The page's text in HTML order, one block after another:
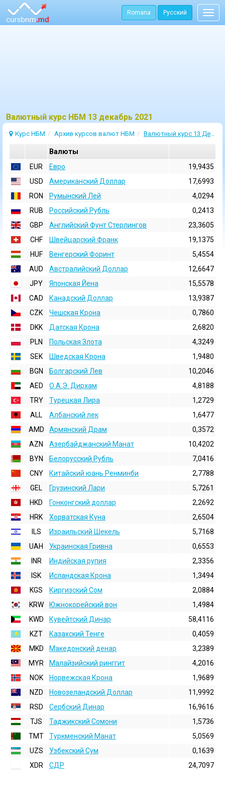
Romana Русский
Bалютный курс НБМ 13 декабрь 2021
Курс НБМ Архив курсов валют НБМ Валютный курс 13 Декабрь 2021
Валюты
EUR
Евро
19,9435
USD
Aмериканский Доллар
17,6993
RON
Румынский Лей
4,0294
RUB
Российский Рубль
0,2413
GBP
Английский Фунт Стерлингов
23,3605
CHF
Швейцарский Франк
19,1375
HUF
Венгерский Форинт
5,4554
AUD
Австралийский Доллар
12,6647
JPY
Японская Йена
15,5578
CAD
Канадский Доллар
13,9387
CZK
Чешская Крона
0,7860
DKK
Датская Крона
2,6820
PLN
Польская Злота
4,3249
SEK
Шведская Крона
1,9480
BGN
Болгарский Лев
10,2046
AED
О.А.Э. Дирхам
4,8188
TRY
Турецкая Лира
1,2729
ALL
Албанский лек
1,6477
AMD
Армянский Драм
0,3572
AZN
Азербайджанский Манат
10,4202
BYN
Белорусский Рубль
7,0416
CNY
Китайский юань Ренминби
2,7788
GEL
Грузинский Лари
5,7261
HKD
Гонконгский доллаp
2,2692
HRK
Хорватская Куна
2,6504
ILS
Израильский Шекель
5,7168
UAH
Украинская Гривна
0,6553
INR
Индийская pупия
2,3356
ISK
Исландская Крона
1,3494
KGS
Киргизский Сом
2,0884
KRW
Южнокорейский вон
1,4984
KWD
Кувейтский Динар
58,4116
KZT
Казахский Тенге
0,4059
MKD
Македонский денар
3,2389
MYR
Малайзийский ринггит
4,2016
NOK
Норвежская Крона
1,9689
NZD
Новозеландский Доллар
11,9992
RSD
Сербский Динар
16,9616
TJS
Таджикский Сомони
1,5736
TMT
Туркменский Манат
5,0569
UZS
Узбекский Сум
0,1639
XDR
СДР 24,7097